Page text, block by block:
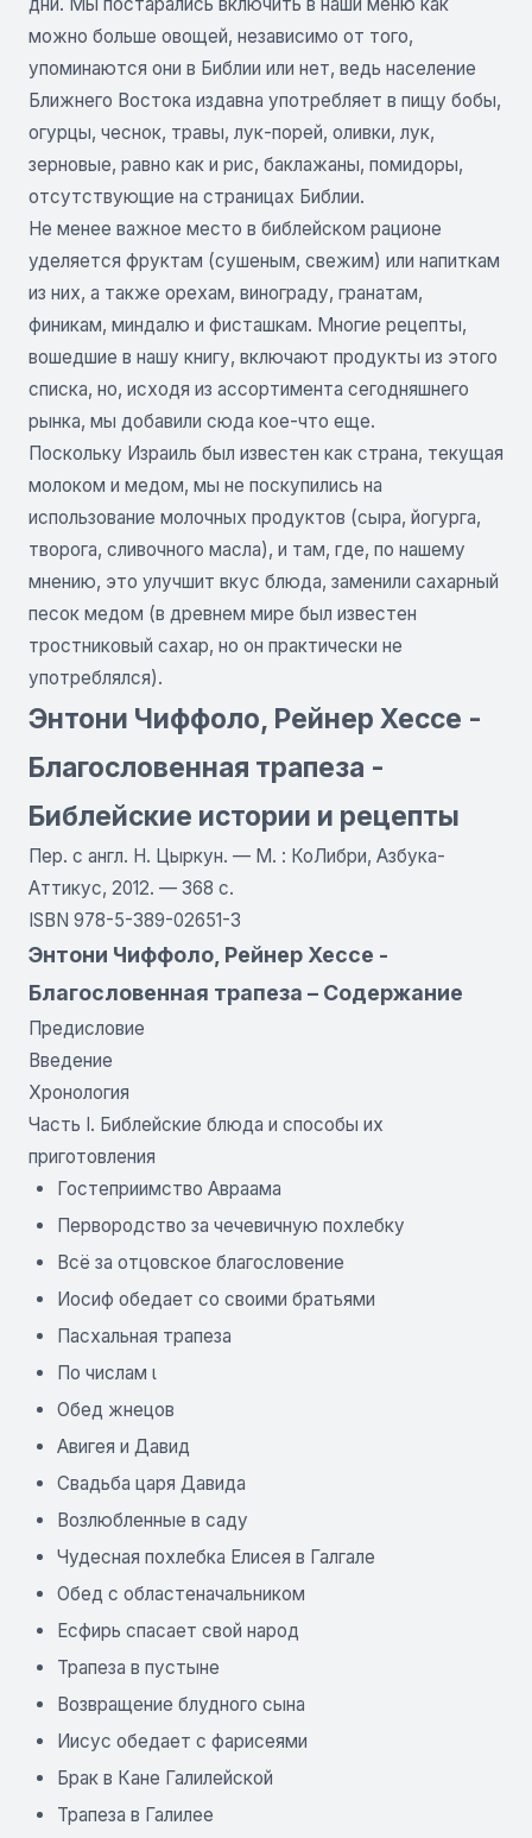
можно больше овощей, независимо от того,
упоминаются они в Библии или нет, ведь население
Ближнего Востока издавна употребляет в пищу бобы,
огурцы, чеснок, травы, лук-порей, оливки, лук,
зерновые, равно как и рис, баклажаны, помидоры,
отсутствующие на страницах Библии.
Не менее важное место в библейском рационе
уделяется фруктам (сушеным, свежим) или напиткам
из них, а также орехам, винограду, гранатам,
финикам, миндалю и фисташкам. Многие рецепты,
вошедшие в нашу книгу, включают продукты из этого
списка, но, исходя из ассортимента сегодняшнего
рынка, мы добавили сюда кое-что еще.
Поскольку Израиль был известен как страна, текущая
молоком и медом, мы не поскупились на
использование молочных продуктов (сыра, йогурга,
творога, сливочного масла), и там, где, по нашему
мнению, это улучшит вкус блюда, заменили сахарный
песок медом (в древнем мире был известен
тростниковый сахар, но он практически не
употреблялся).
Энтони Чиффоло, Рейнер Хессе -
Благословенная трапеза -
Библейские истории и рецепты
Пер. с англ. Н. Цыркун. — М. : КоЛибри, Азбука-
Аттикус, 2012. — 368 с.
ISBN 978-5-389-02651-3
Энтони Чиффоло, Рейнер Хессе -
Благословенная трапеза – Содержание
Предисловие
Введение
Хронология
Часть I. Библейские блюда и способы их
приготовления
Гостеприимство Авраама
Первородство за чечевичную похлебку
Всё за отцовское благословение
Иосиф обедает со своими братьями
Пасхальная трапеза
По числам ι
Обед жнецов
Авигея и Давид
Свадьба царя Давида
Возлюбленные в саду
Чудесная похлебка Елисея в Галгале
Обед с областеначальником
Есфирь спасает свой народ
Трапеза в пустыне
Возвращение блудного сына
Иисус обедает с фарисеями
Брак в Кане Галилейской
Трапеза в Галилее